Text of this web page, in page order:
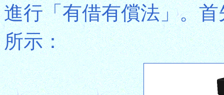
進行「有借有償法」。
所示：